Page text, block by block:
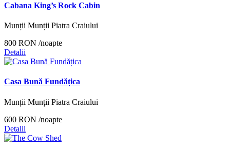
Cabana King’s Rock Cabin
Munții Munții Piatra Craiului
800 RON /noapte
Detalii
Casa Bună Fundățica
Munții Munții Piatra Craiului
600 RON /noapte
Detalii